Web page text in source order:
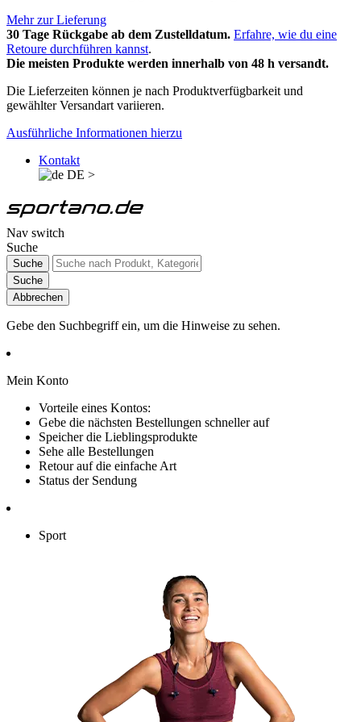
Mehr zur Lieferung
30 Tage Rückgabe ab dem Zustelldatum. Erfahre, wie du eine
Retoure durchführen kannst.
Die meisten Produkte werden innerhalb von 48 h versandt.
Die Lieferzeiten können je nach Produktverfügbarkeit und
gewählter Versandart variieren.
Ausführliche Informationen hierzu
Kontakt
DE >
Nav switch
Suche
Suche
Suche
Abbrechen
Gebe den Suchbegriff ein, um die Hinweise zu sehen.
Mein Konto
Vorteile eines Kontos:
Gebe die nächsten Bestellungen schneller auf
Speicher die Lieblingsprodukte
Sehe alle Bestellungen
Retour auf die einfache Art
Status der Sendung
Sport